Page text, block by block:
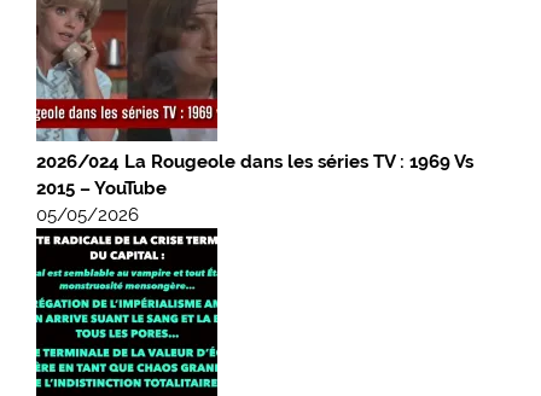
2026/024 La Rougeole dans les séries TV : 1969 Vs
2015 – YouTube
05/05/2026